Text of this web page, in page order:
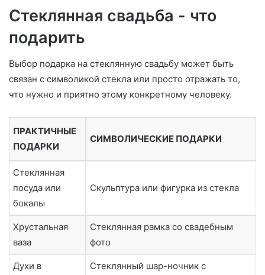
Стеклянная свадьба - что
подарить
Выбор подарка на стеклянную свадьбу может быть
связан с символикой стекла или просто отражать то,
что нужно и приятно этому конкретному человеку.
ПРАКТИЧНЫЕ
ПОДАРКИ
СИМВОЛИЧЕСКИЕ ПОДАРКИ
Стеклянная
посуда или
бокалы
Скульптура или фигурка из стекла
Хрустальная
ваза
Стеклянная рамка со свадебным
фото
Духи в
Стеклянный шар-ночник с